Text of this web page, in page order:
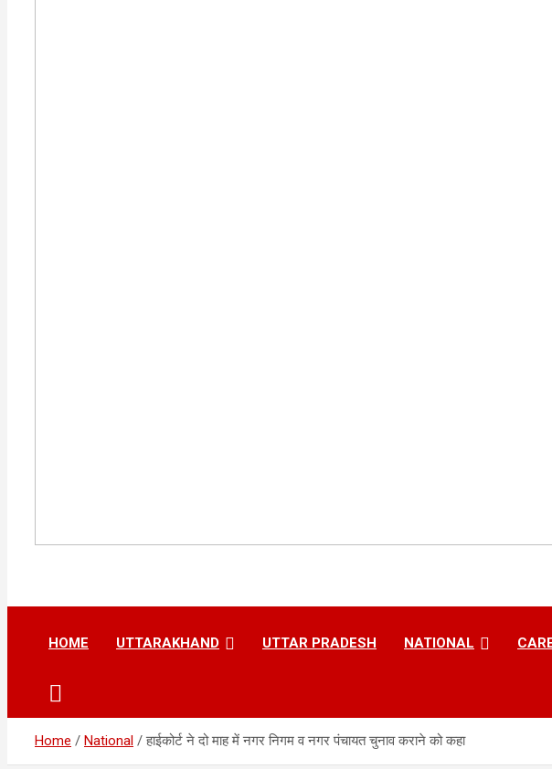
HOME UTTARAKHAND UTTAR PRADESH NATIONAL
Home National हाईकोर्ट ने दो माह में नगर निगम व नगर पंचायत चुनाव कराने को कहा